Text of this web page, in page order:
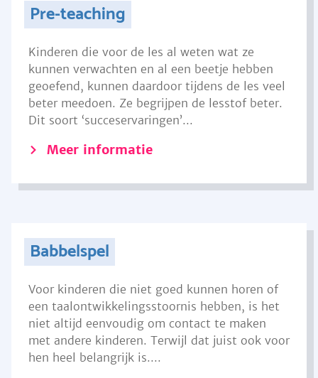
Pre-teaching
Kinderen die voor de les al weten wat ze
kunnen verwachten en al een beetje hebben
geoefend, kunnen daardoor tijdens de les veel
beter meedoen. Ze begrijpen de lesstof beter.
Dit soort ‘succeservaringen’...
Meer informatie
Babbelspel
Voor kinderen die niet goed kunnen horen of
een taalontwikkelingsstoornis hebben, is het
niet altijd eenvoudig om contact te maken
met andere kinderen. Terwijl dat juist ook voor
hen heel belangrijk is....